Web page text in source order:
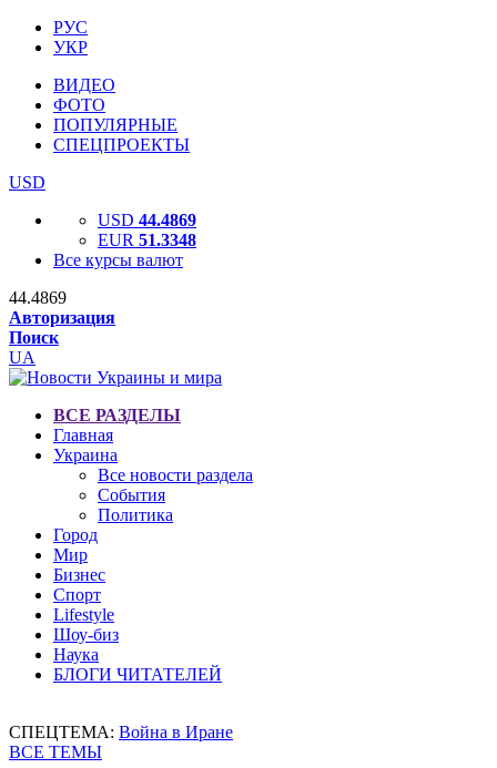
РУС
УКР
ВИДЕО
ФОТО
ПОПУЛЯРНЫЕ
СПЕЦПРОЕКТЫ
USD
USD 44.4869
EUR 51.3348
Все курсы валют
44.4869
Авторизация
Поиск
UA
ВСЕ РАЗДЕЛЫ
Главная
Украина
Все новости раздела
События
Политика
Город
Мир
Бизнес
Спорт
Lifestyle
Шоу-биз
Наука
БЛОГИ ЧИТАТЕЛЕЙ
СПЕЦТЕМА: Война в Иране
ВСЕ ТЕМЫ